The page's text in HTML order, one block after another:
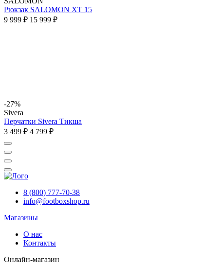
Рюкзак SALOMON XT 15
9 999 ₽ 15 999 ₽
-27%
Sivera
Перчатки Sivera Тикша
3 499 ₽ 4 799 ₽
8 (800) 777-70-38
info@footboxshop.ru
Магазины
О нас
Контакты
Онлайн-магазин